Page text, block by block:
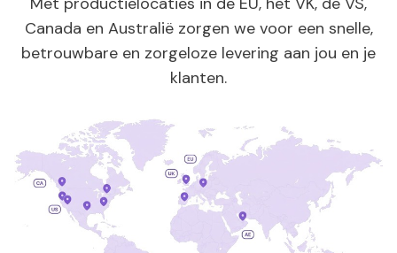
Canada en Australië zorgen we voor een snelle,
betrouwbare en zorgeloze levering aan jou en je
klanten.